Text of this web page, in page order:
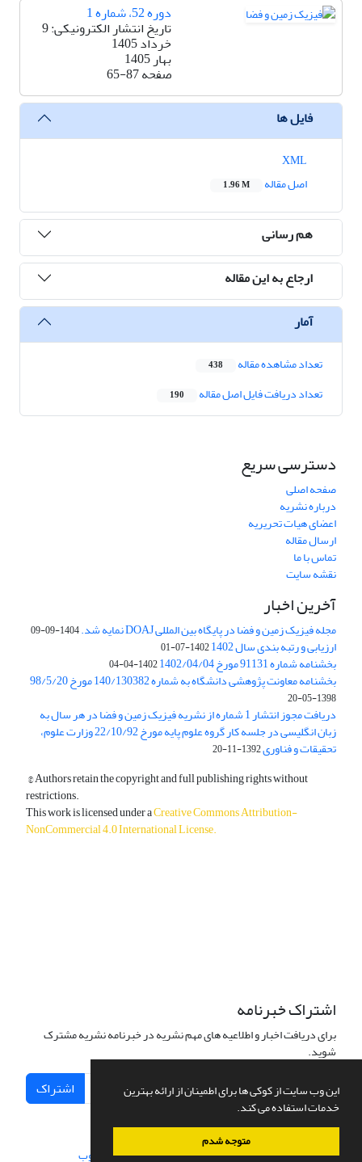
این وب سایت از کوکی ها برای اطمینان از ارائه بهترین
خدمات استفاده می کند.
متوجه شدم
دوره 52، شماره 1
تاریخ انتشار الکترونیکی: 9
خرداد 1405
بهار 1405
صفحه65-87
فایل ها
اصل مقاله
1.96 M
هم رسانی
ارجاع به این مقاله
آمار
تعداد مشاهده مقاله 438
تعداد دریافت فایل اصل مقاله 190
دسترسی سریع
صفحه اصلی
درباره نشریه
اعضای هیات تحریریه
ارسال مقاله
تماس با ما
نقشه سایت
آخرین اخبار
مجله فیزیک زمین و فضا در پایگاه بین المللی DOAJ نمایه شد. 1404-09-09
ارزیابی و رتبه بندی سال 1402 1402-07-01
بخشنامه شماره 91131 مورخ 1402/04/04 1402-04-04
بخشنامه معاونت پژوهشی دانشگاه به شماره 140/130382 مورخ 98/5/20
1398-05-20
دریافت مجوز انتشار 1 شماره از نشریه فیزیک زمین و فضا در هر سال به
زبان انگلیسی در جلسه کار گروه علوم پایه مورخ 22/10/92 وزارت علوم،
تحقیقات و فناوری1392-11-20
© Authors retain the copyright and full publishing rights without
restrictions.
This work is licensed under aCreative Commons Attribution-
NonCommercial 4.0 International License.
اشتراک خبرنامه
برای دریافت اخبار و اطلاعیه های مهم نشریه در خبرنامه نشریه مشترک
شوید.
اشتراک
سامانه مدیریت نشریات علمی.طراحی و پیاده سازی از سیناوب